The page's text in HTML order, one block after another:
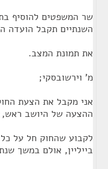
שר המשפטים להוסיף
השנתיים תקבל הועדה
את תמונת המצב.
מ' וירשובסקי;
אני מקבל את הצעת
ההצעה של היושב
לקבוע שהחוק חל על
בייליין, אולם במשך